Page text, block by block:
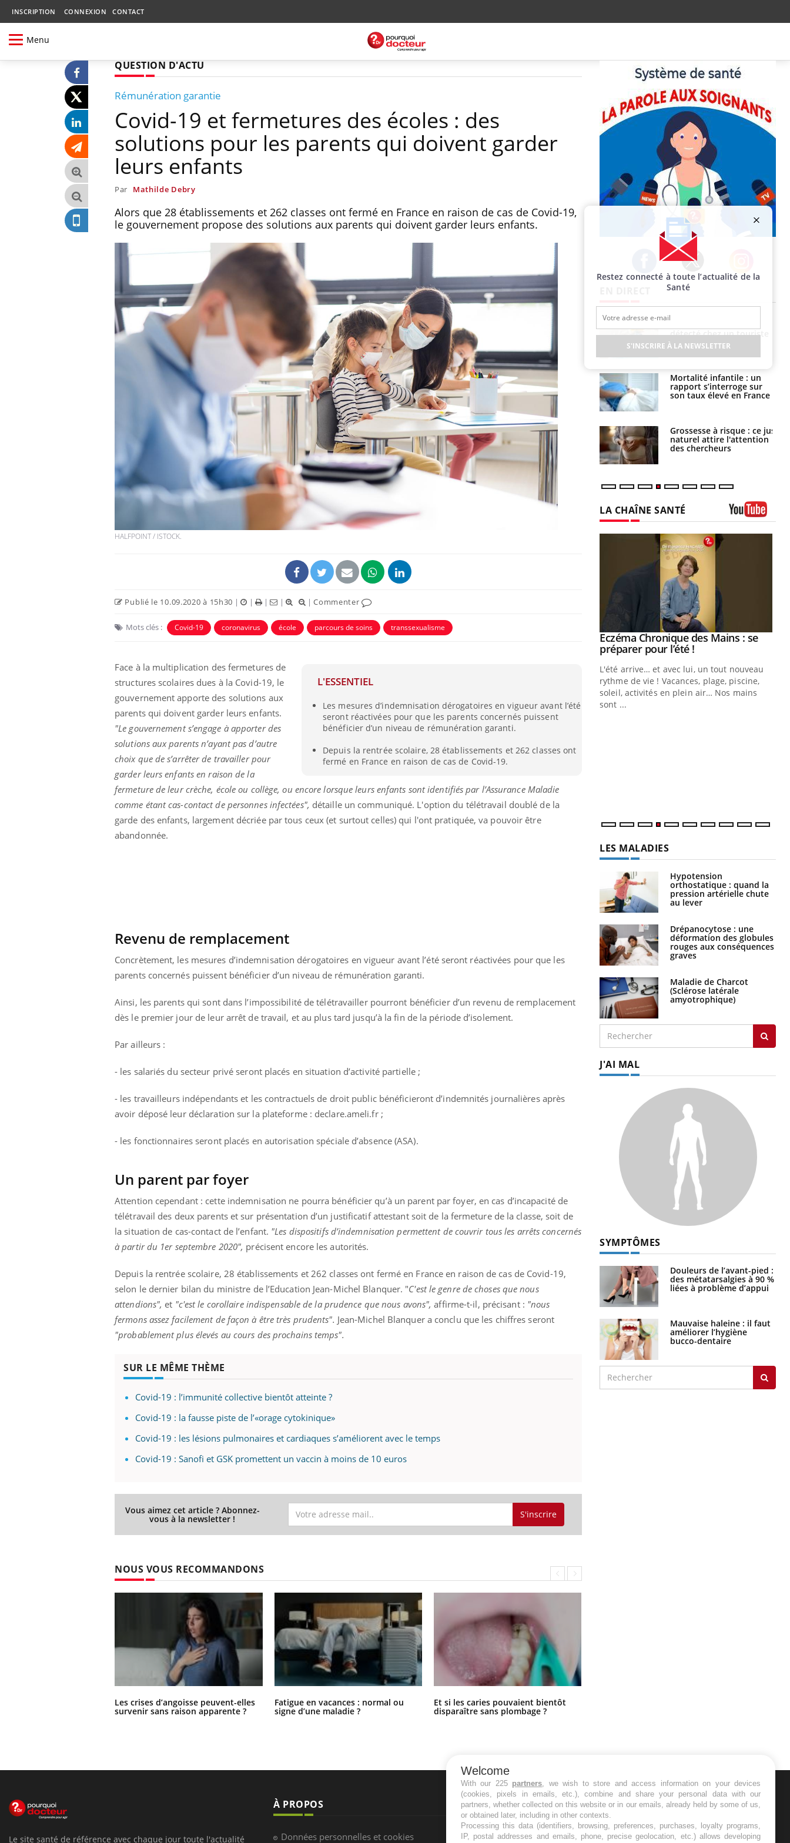
INSCRIPTION CONNEXION CONTACT
Menu
QUESTION D'ACTU
Rémunération garantie
Covid-19 et fermetures des écoles : des
solutions pour les parents qui doivent garder
leurs enfants
Par Mathilde Debry
Alors que 28 établissements et 262 classes ont fermé en France en raison de cas de Covid-19,
le gouvernement propose des solutions aux parents qui doivent garder leurs enfants.
HALFPOINT / ISTOCK.
Publié le 10.09.2020 à 15h30 | | | | |Commenter
Mots clés : Covid-19 coronavirus école parcours de soins transsexualisme
L'ESSENTIEL
Les mesures d’indemnisation dérogatoires en vigueur avant l’été
seront réactivées pour que les parents concernés puissent
bénéficier d’un niveau de rémunération garanti.
Depuis la rentrée scolaire, 28 établissements et 262 classes ont
fermé en France en raison de cas de Covid-19.
Face à la multiplication des fermetures de
structures scolaires dues à la Covid-19, le
gouvernement apporte des solutions aux
parents qui doivent garder leurs enfants.
"Le gouvernement s’engage à apporter des
solutions aux parents n’ayant pas d’autre
choix que de s’arrêter de travailler pour
garder leurs enfants en raison de la
fermeture de leur crèche, école ou collège, ou encore lorsque leurs enfants sont identifiés par l’Assurance Maladie
comme étant cas-contact de personnes infectées", détaille un communiqué. L'option du télétravail doublé de la
garde des enfants, largement décriée par tous ceux (et surtout celles) qui l'ont pratiquée, va pouvoir être
abandonnée.
Revenu de remplacement
Concrètement, les mesures d’indemnisation dérogatoires en vigueur avant l’été seront réactivées pour que les
parents concernés puissent bénéficier d’un niveau de rémunération garanti.
Ainsi, les parents qui sont dans l’impossibilité de télétravailler pourront bénéficier d’un revenu de remplacement
dès le premier jour de leur arrêt de travail, et au plus tard jusqu’à la fin de la période d’isolement.
Par ailleurs :
- les salariés du secteur privé seront placés en situation d’activité partielle ;
- les travailleurs indépendants et les contractuels de droit public bénéficieront d’indemnités journalières après
avoir déposé leur déclaration sur la plateforme : declare.ameli.fr ;
- les fonctionnaires seront placés en autorisation spéciale d’absence (ASA).
Un parent par foyer
Attention cependant : cette indemnisation ne pourra bénéficier qu’à un parent par foyer, en cas d’incapacité de
télétravail des deux parents et sur présentation d’un justificatif attestant soit de la fermeture de la classe, soit de
la situation de cas-contact de l’enfant. "Les dispositifs d’indemnisation permettent de couvrir tous les arrêts concernés
à partir du 1er septembre 2020", précisent encore les autorités.
Depuis la rentrée scolaire, 28 établissements et 262 classes ont fermé en France en raison de cas de Covid-19,
selon le dernier bilan du ministre de l’Education Jean-Michel Blanquer. "C'est le genre de choses que nous
attendions", et "c'est le corollaire indispensable de la prudence que nous avons", affirme-t-il, précisant : "nous
fermons assez facilement de façon à être très prudents". Jean-Michel Blanquer a conclu que les chiffres seront
"probablement plus élevés au cours des prochains temps".
SUR LE MÊME THÈME
Covid-19 : l’immunité collective bientôt atteinte ?
Covid-19 : la fausse piste de l’«orage cytokinique»
Covid-19 : les lésions pulmonaires et cardiaques s’améliorent avec le temps
Covid-19 : Sanofi et GSK promettent un vaccin à moins de 10 euros
Vous aimez cet article ? Abonnez-
vous à la newsletter ! S'inscrire
NOUS VOUS RECOMMANDONS
Les crises d’angoisse peuvent-elles
survenir sans raison apparente ?
Fatigue en vacances : normal ou
signe d’une maladie ?
Et si les caries pouvaient bientôt
disparaître sans plombage ?
Facebook Twitter Instagram
Les crises d’angoisse
peuvent-elles survenir
sans raison apparente ?
Fatigue en vacances :
normal ou signe d’une
Et si les caries pouvaient
bientôt disparaître sans
plombage ?
Éclipse solaire du 12 août
: “Des verres adaptés,
c'est indispensable pour
la santé des yeux”
Les troubles du sommeil
modifient votre cerveau !
Mon enfant est-il trop
sensible ou simplement
très empathique ?
quelle trousse à
pharmacie pour les
vacances ?
Syndrome métabolique :
quels sont les meilleurs
exercices physiques ?
Comment éviter une otite
pendant les vacances ?
détecté chez un touriste
en France
Mortalité infantile : un
rapport s’interroge sur
son taux élevé en France
Grossesse à risque : ce jus
naturel attire l'attention
des chercheurs
LA CHAÎNE SANTÉ
Eczéma Chronique des Mains :
Il y a des sujets qui sont faciles à aborder...
d'autres non ! D'un côté, poser des
questions sur la maladie d'un proche c'est
Youtube
Carence en fer : comprendre pour
Fatigue, irritabilité, brouillard mental ou
même alopécie… Les symptômes de la
carence en fer sont multiples ce qui la rend
...
Youtube
Insuline & Charge mentale : et si on Youtube
Eczéma Chronique des Mains : se
préparer pour l’été !Youtube
L'été arrive… et avec lui, un tout nouveau
rythme de vie ! Vacances, plage, piscine,
soleil, activités en plein air… Nos mains
sont ...
LES MALADIES
Hypotension
orthostatique : quand la
pression artérielle chute
au lever
Drépanocytose : une
déformation des globules
rouges aux conséquences
graves
Maladie de Charcot
(Sclérose latérale
amyotrophique)
J'AI MAL
SYMPTÔMES
Douleurs de l’avant-pied :
des métatarsalgies à 90 %
liées à problème d’appui
Mauvaise haleine : il faut
améliorer l’hygiène
bucco-dentaire
Restez connecté à toute l’actualité de la
Santé
S'INSCRIRE À LA NEWSLETTER
Le site santé de référence avec chaque jour toute l'actualité
À PROPOS
Données personnelles et cookies
NEWSLETTER
Recevez toutes les semaines les meilleures
Welcome
With our 225 partners, we wish to store and access information on your devices
(cookies, pixels in emails, etc.), combine and share your personal data with our
partners, whether collected on this website or in our emails, already held by some of us,
or obtained later, including in other contexts.
Processing this data (identifiers, browsing, preferences, purchases, loyalty programs,
IP, postal addresses and emails, phone, precise geolocation, etc.) allows developing